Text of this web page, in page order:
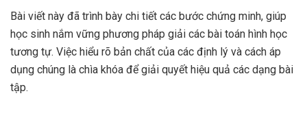
Bài viết này đã trình bày chi tiết các bước chứng minh, giúp
học sinh nắm vững phương pháp giải các bài toán hình học
tương tự. Việc hiểu rõ bản chất của các định lý và cách áp
dụng chúng là chìa khóa để giải quyết hiệu quả các dạng bài
tập.